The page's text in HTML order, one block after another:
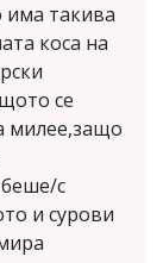
такива
коса на
се
милее,защо
с
и сурови